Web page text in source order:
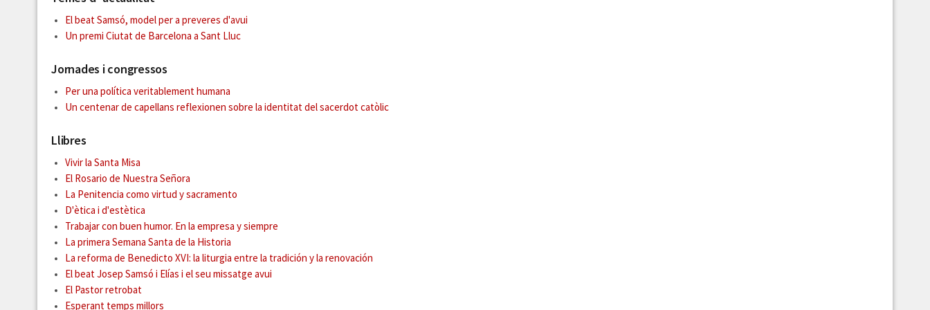
El beat Samsó, model per a preveres d'avui
Un premi Ciutat de Barcelona a Sant Lluc
Jornades i congressos
Per una política veritablement humana
Un centenar de capellans reflexionen sobre la identitat del sacerdot catòlic
Llibres
Vivir la Santa Misa
El Rosario de Nuestra Señora
La Penitencia como virtud y sacramento
D'ètica i d'estètica
Trabajar con buen humor. En la empresa y siempre
La primera Semana Santa de la Historia
La reforma de Benedicto XVI: la liturgia entre la tradición y la renovación
El beat Josep Samsó i Elías i el seu missatge avui
El Pastor retrobat
Esperant temps millors